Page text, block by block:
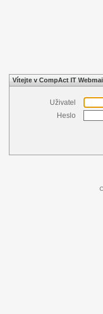
Vítejte v CompAct IT
Uživatel
Heslo